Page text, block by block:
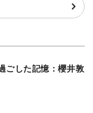
ごした記憶：櫻井敦